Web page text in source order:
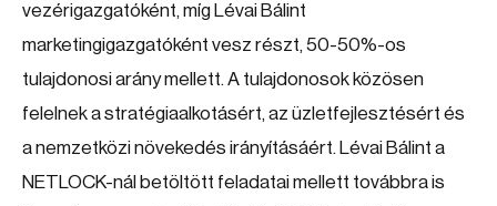
vezérigazgatóként, míg Lévai Bálint
marketingigazgatóként vesz részt, 50-50%-os
tulajdonosi arány mellett. A tulajdonosok közösen
felelnek a stratégiaalkotásért, az üzletfejlesztésért és
a nemzetközi növekedés irányításáért. Lévai Bálint a
NETLOCK-nál betöltött feladatai mellett továbbra is